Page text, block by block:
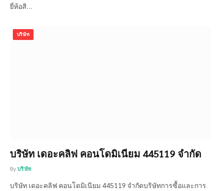
ยี่ห้อสิ…
บริษัท
บริษัท เดอะคลิฟ คอนโดมิเนียม 445119 จำกัด
By บริษัท
บริษัท เดอะคลิฟ คอนโดมิเนียม 445119 จำกัดบริษัทการซื้อและการ